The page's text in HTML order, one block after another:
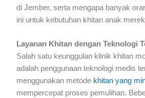
di Jember, serta mengapa banyak
ini untuk kebutuhan khitan anak
Layanan Khitan dengan Teknologi
Salah satu keunggulan klinik khitan
adalah penggunaan teknologi medis
menggunakan metode khitan yang
mempercepat proses pemulihan.